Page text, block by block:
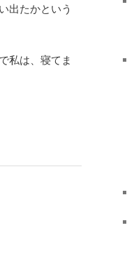
出たかという
私は、寝てま